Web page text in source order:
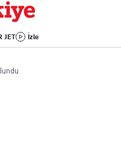
JET İzle